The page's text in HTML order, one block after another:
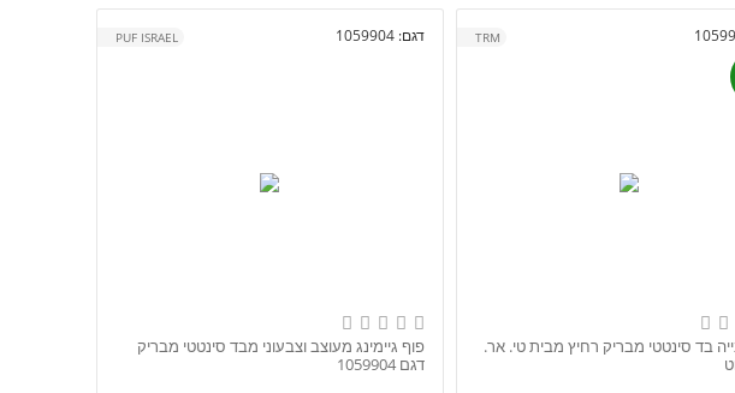
TRM
בד סינטטי מבריק רחיץ מבית טי. אר.
דגם: 1059904
PUF ISRAEL
פוף גיימינג מעוצב וצבעוני מבד סינטטי מבריק
דגם 1059904